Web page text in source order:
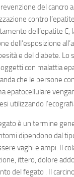
del cancro
contro
dell’epatite
dell’esposizione
e del diabete. Lo
con malattia
che le persone
epatocellulare
utilizzando
è un termine
dipendono dal
vaghi e ampi. Il
ittero, dolore
del fegato . Il